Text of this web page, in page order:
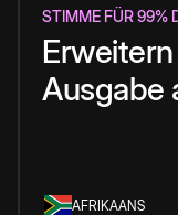
STIMME FÜR 99%
Ausgabe
AFRIKAANS